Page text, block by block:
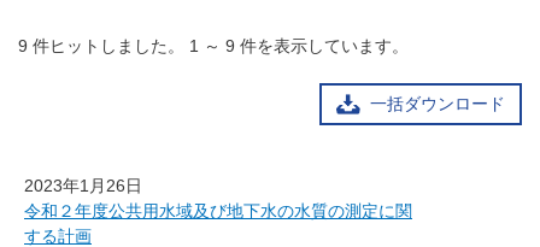
9 件ヒットしました。 1 ～ 9 件を表示しています。
一括ダウンロード
2023年1月26日
令和２年度公共用水域及び地下水の水質の測定に関
する計画